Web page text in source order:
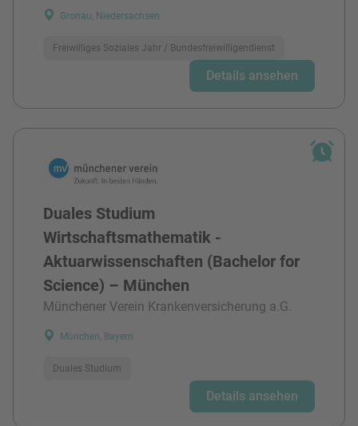
Gronau, Niedersachsen
Freiwilliges Soziales Jahr / Bundesfreiwilligendienst
Details ansehen
Duales Studium
Wirtschaftsmathematik -
Aktuarwissenschaften (Bachelor for
Science) – München
Münchener Verein Krankenversicherung a.G.
München, Bayern
Duales Studium
Details ansehen